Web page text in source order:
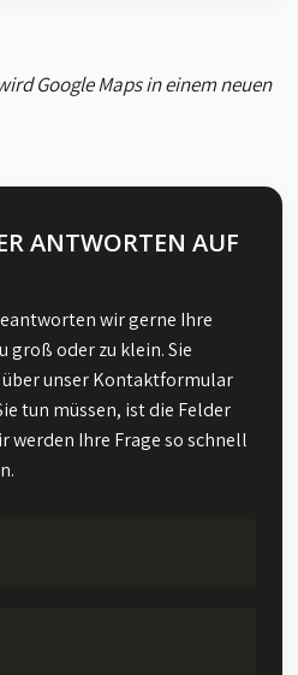
Google Maps in einem neuen
ANTWORTEN AUF
wir gerne Ihre
groß oder zu klein. Sie
unser Kontaktformular
tun müssen, ist die Felder
werden Ihre Frage so schnell